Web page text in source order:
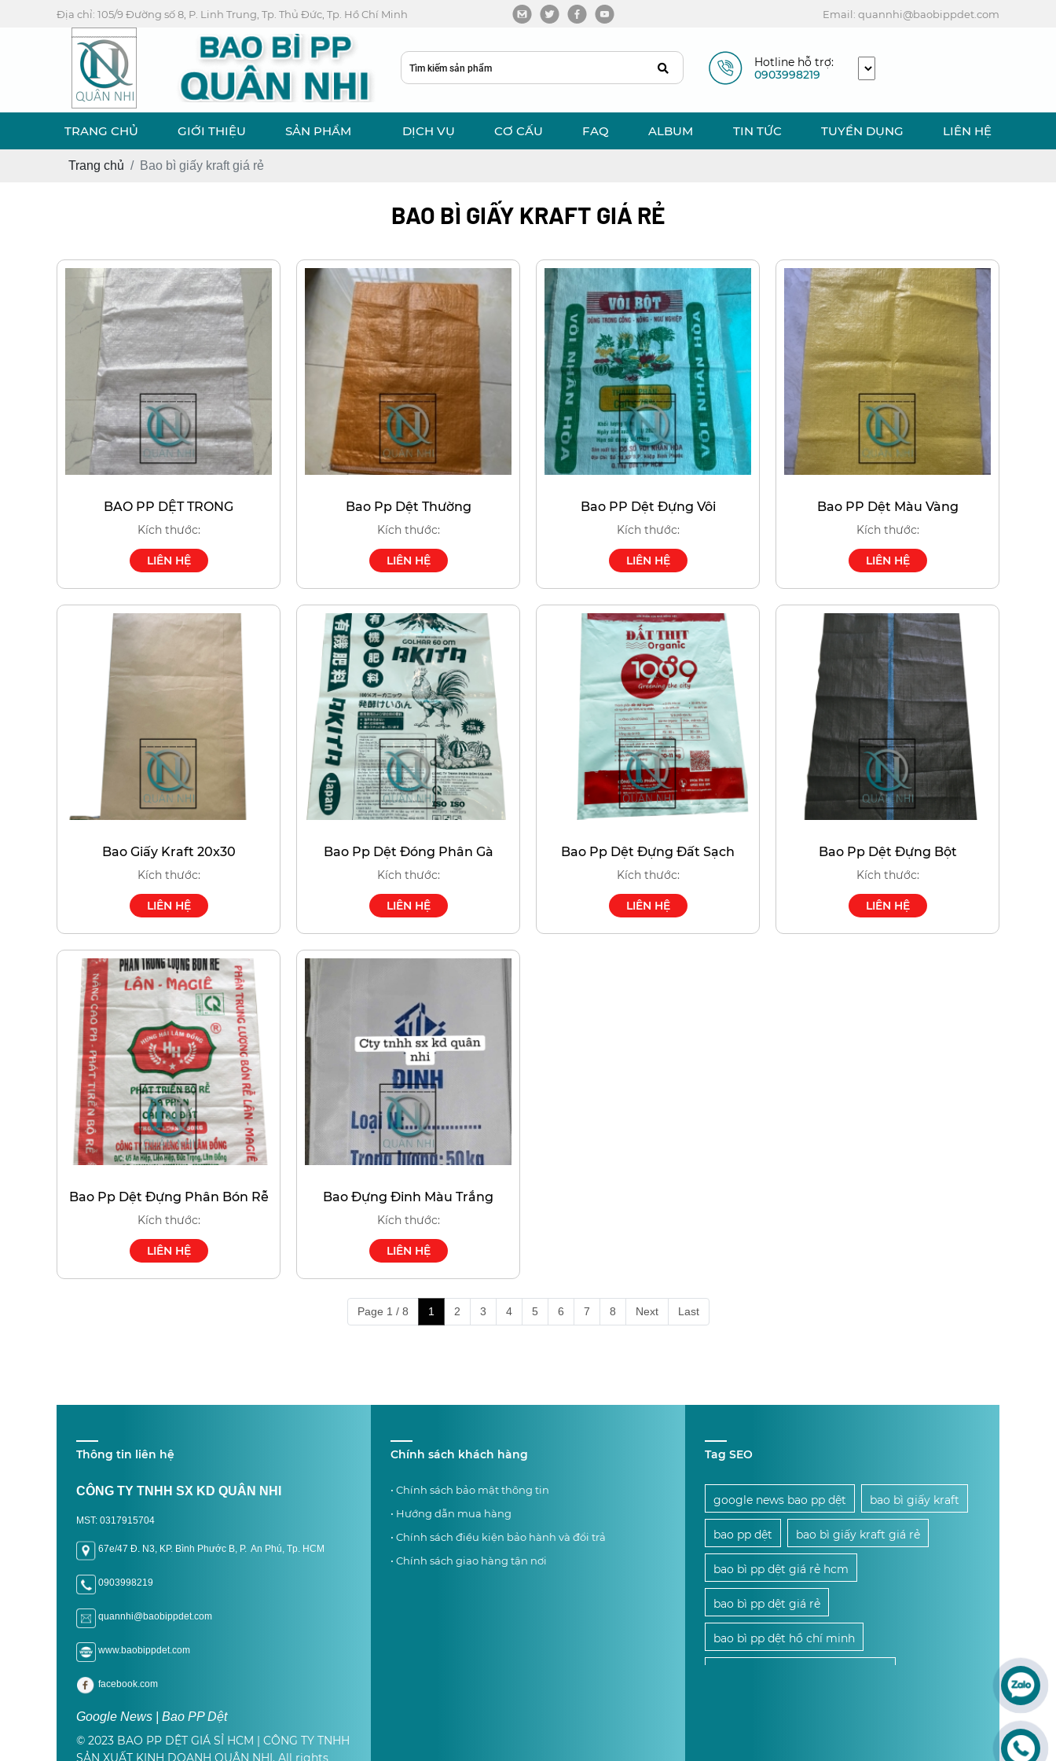
Địa chỉ: 105/9 Đường số 8, P. Linh Trung, Tp. Thủ Đức, Tp. Hồ Chí Minh Email: quannhi@baobippdet.com
Hotline hỗ trợ:
0903998219
TRANG CHỦ GIỚI THIỆU SẢN PHẨM DỊCH VỤ CƠ CẤU FAQ ALBUM TIN TỨC TUYỂN DỤNG LIÊN HỆ
Trang chủ Bao bì giấy kraft giá rẻ
BAO BÌ GIẤY KRAFT GIÁ RẺ
BAO PP DỆT TRONG
Kích thước:
LIÊN HỆ
Bao Pp Dệt Thường
Kích thước:
LIÊN HỆ
Bao PP Dệt Đựng Vôi
Kích thước:
LIÊN HỆ
Bao PP Dệt Màu Vàng
Kích thước:
LIÊN HỆ
Bao Giấy Kraft 20x30
Kích thước:
LIÊN HỆ
Bao Pp Dệt Đóng Phân Gà
Kích thước:
LIÊN HỆ
Bao Pp Dệt Đựng Đất Sạch
Kích thước:
LIÊN HỆ
Bao Pp Dệt Đựng Bột
Kích thước:
LIÊN HỆ
Bao Pp Dệt Đựng Phân Bón Rễ
Kích thước:
LIÊN HỆ
Bao Đựng Đinh Màu Trắng
Kích thước:
LIÊN HỆ
Page 1 / 8 1 2 3 4 5 6 7 8 Next Last
Thông tin liên hệ
CÔNG TY TNHH SX KD QUÂN NHI
MST: 0317915704
67e/47 Đ. N3, KP. Bình Phước B, P. An Phú, Tp. HCM
0903998219
quannhi@baobippdet.com
www.baobippdet.com
facebook.com
Google News | Bao PP Dệt
© 2023 BAO PP DỆT GIÁ SỈ HCM | CÔNG TY TNHH
SẢN XUẤT KINH DOANH QUÂN NHI. All rights
Chính sách khách hàng
• Chính sách bảo mật thông tin
• Hướng dẫn mua hàng
• Chính sách điều kiện bảo hành và đổi trả
• Chính sách giao hàng tận nơi
Tag SEO
google news bao pp dệt bao bì giấy kraft
bao pp dệt bao bì giấy kraft giá rẻ
bao bì pp dệt giá rẻ hcm
bao bì pp dệt giá rẻ
bao bì pp dệt hồ chí minh